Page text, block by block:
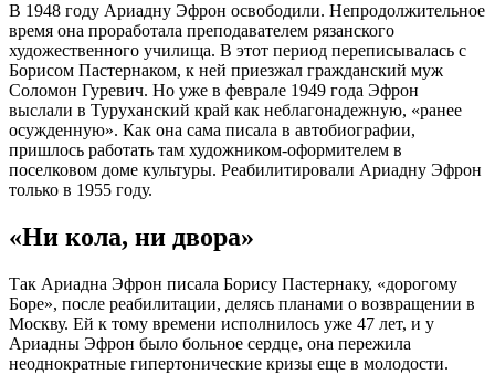
В 1948 году Ариадну Эфрон освободили. Непродолжительное
время она проработала преподавателем рязанского
художественного училища. В этот период переписывалась с
Борисом Пастернаком, к ней приезжал гражданский муж
Соломон Гуревич. Но уже в феврале 1949 года Эфрон
выслали в Туруханский край как неблагонадежную, «ранее
осужденную». Как она сама писала в автобиографии,
пришлось работать там художником-оформителем в
поселковом доме культуры. Реабилитировали Ариадну Эфрон
только в 1955 году.
«Ни кола, ни двора»
Так Ариадна Эфрон писала Борису Пастернаку, «дорогому
Боре», после реабилитации, делясь планами о возвращении в
Москву. Ей к тому времени исполнилось уже 47 лет, и у
Ариадны Эфрон было больное сердце, она пережила
неоднократные гипертонические кризы еще в молодости.